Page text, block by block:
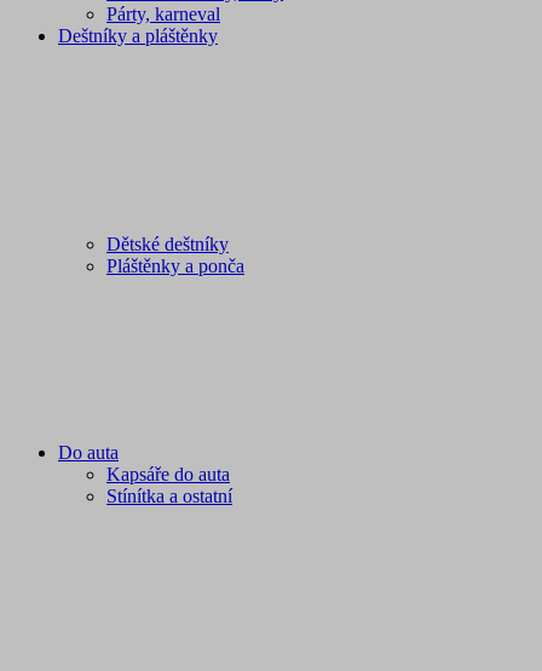
Párty, karneval
Deštníky a pláštěnky
Dětské deštníky
Pláštěnky a ponča
Do auta
Kapsáře do auta
Stínítka a ostatní